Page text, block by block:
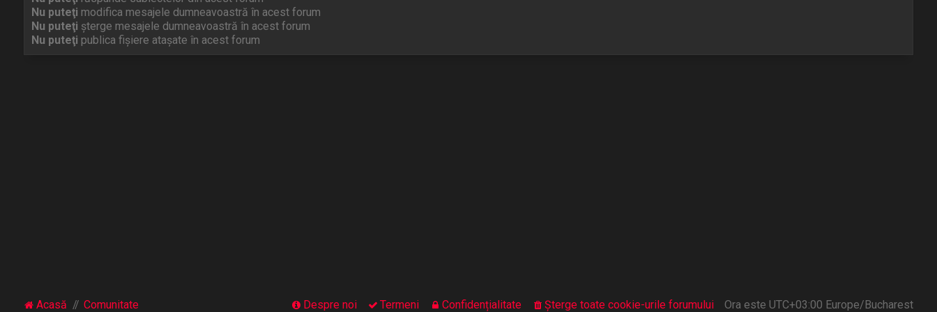
Nu puteţi modifica mesajele dumneavoastră în acest forum
Nu puteţi şterge mesajele dumneavoastră în acest forum
Nu puteţi publica fişiere ataşate în acest forum
Acasă Comunitate Ora este UTC+03:00 Europe/Bucharest
Şterge toate cookie-urile forumului
Confidențialitate
Termeni
Despre noi